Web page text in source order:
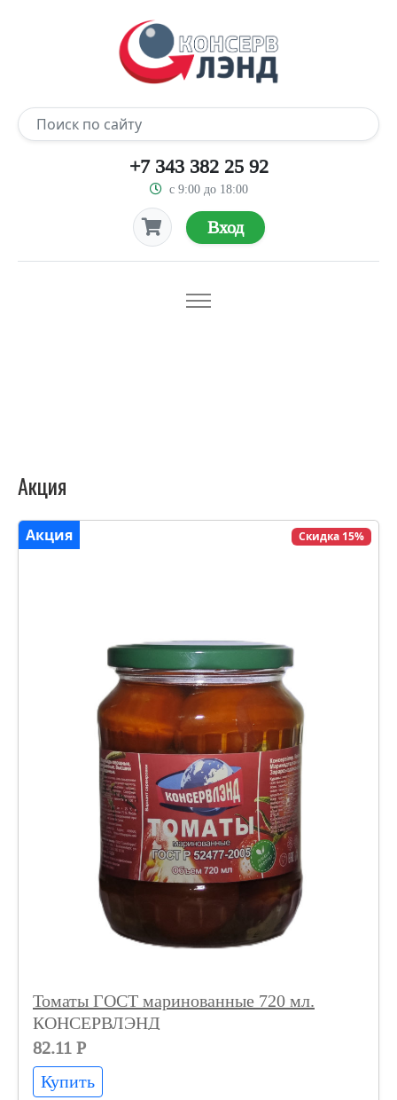
+7 343 382 25 92
с 9:00 до 18:00
Вход
Акция
Скидка 15%
Акция
Томаты ГОСТ маринованные 720 мл.
КОНСЕРВЛЭНД
82.11 Р
Купить